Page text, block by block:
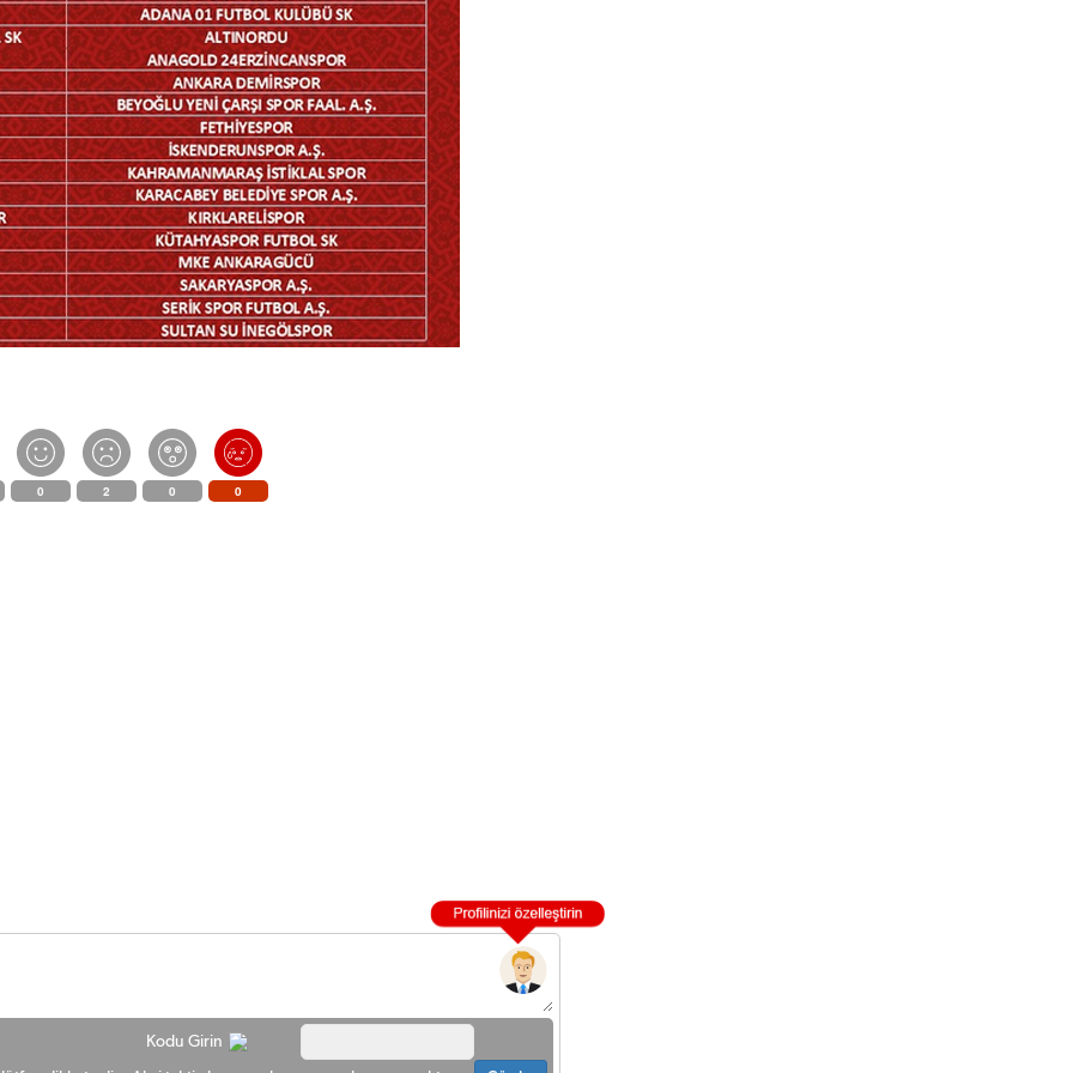
0 2 0 0
Kodu Girin